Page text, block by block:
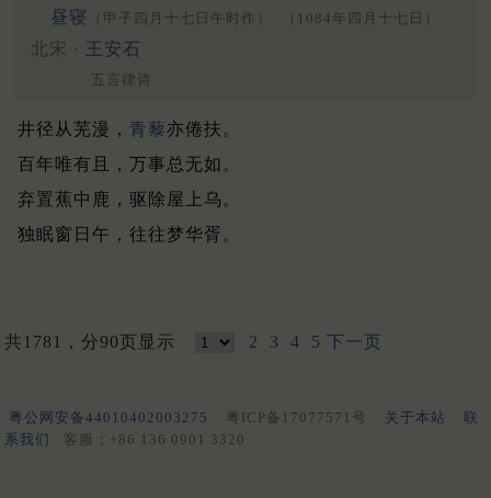
昼寝 （甲子四月十七日午时作） （1084年四月十七日）
北宋 · 王安石
五言律诗
井径从芜漫， 青藜亦倦扶。
百年唯有且，万事总无如。
弃置蕉中鹿，驱除屋上乌。
独眠窗日午，往往梦华胥。
共1781，分90页显示 2 3 4 5 下一页
粤公网安备44010402003275 粤ICP备17077571号 关于本站
联
系我们
客服：+86 136 0901 3320